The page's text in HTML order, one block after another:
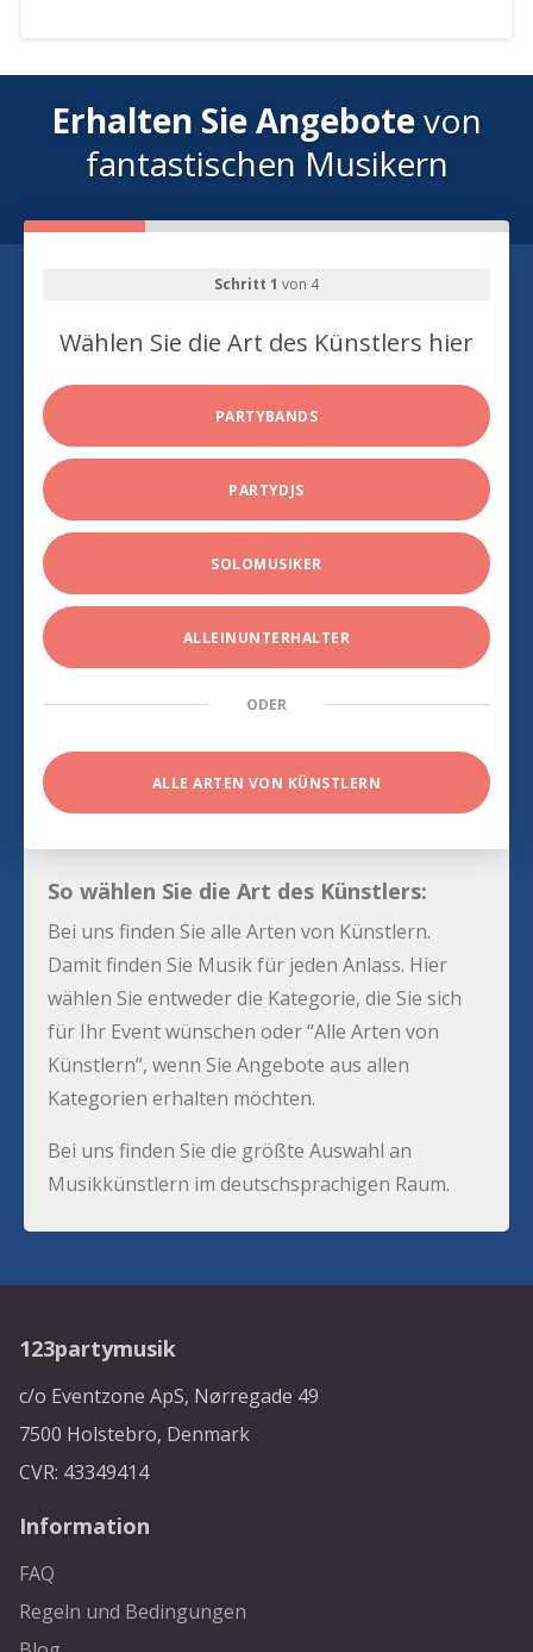
Erhalten Sie Angebotevon
fantastischen Musikern
Schritt 1 von 4
Wählen Sie die Art des Künstlers hier
PARTYBANDS
PARTYDJS
SOLOMUSIKER
ALLEINUNTERHALTER
ODER
ALLE ARTEN VON KÜNSTLERN
So wählen Sie die Art des Künstlers:
Bei uns finden Sie alle Arten von Künstlern.
Damit finden Sie Musik für jeden Anlass. Hier
wählen Sie entweder die Kategorie, die Sie sich
für Ihr Event wünschen oder “Alle Arten von
Künstlern”, wenn Sie Angebote aus allen
Kategorien erhalten möchten.
Bei uns finden Sie die größte Auswahl an
Musikkünstlern im deutschsprachigen Raum.
123partymusik
c/o Eventzone ApS, Nørregade 49
7500 Holstebro, Denmark
CVR: 43349414
Information
FAQ
Regeln und Bedingungen